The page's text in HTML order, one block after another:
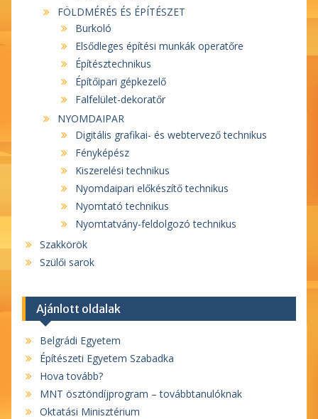
FÖLDMÉRÉS ÉS ÉPÍTÉSZET
Burkoló
Elsődleges építési munkák operatőre
Építésztechnikus
Építőipari gépkezelő
Falfelület-dekoratőr
NYOMDAIPAR
Digitális grafikai- és webtervező technikus
Fényképész
Kiszerelési technikus
Nyomdaipari előkészítő technikus
Nyomtató technikus
Nyomtatvány-feldolgozó technikus
Szakkörök
Szülői sarok
Ajánlott oldalak
Belgrádi Egyetem
Építészeti Egyetem Szabadka
Hova tovább?
MNT ösztöndíjprogram – továbbtanulóknak
Oktatási Minisztérium